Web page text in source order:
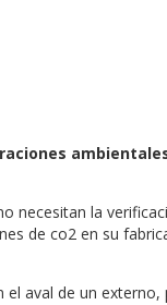
necesitan la
de co2 en su
aval de un externo,